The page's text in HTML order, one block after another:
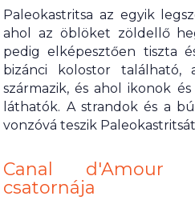
Paleokastritsa az egyik
ahol az öblöket zöldellő
pedig elképesztően tiszta
bizánci kolostor található,
származik, és ahol ikonok
láthatók. A strandok és a
vonzóvá teszik
Canal d'Amour
csatornája